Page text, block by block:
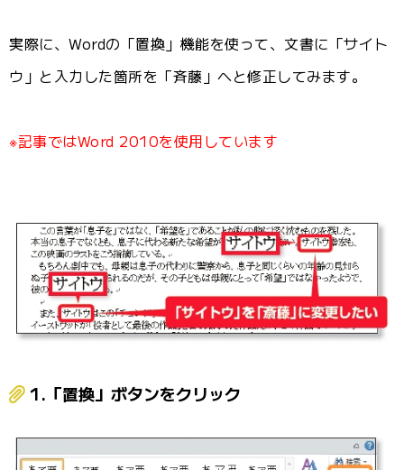
実際に、Wordの「置換」機能を使って、文書に「サイト
ウ」と入力した箇所を「斉藤」へと修正してみます。
※記事ではWord 2010を使用しています
1.「置換」ボタンをクリック